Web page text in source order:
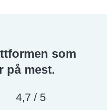
som
på mest.
4,7 / 5